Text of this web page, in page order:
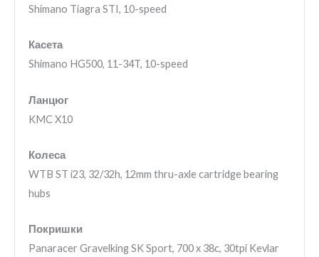
Shimano Tiagra STI, 10-speed
Касета
Shimano HG500, 11-34T, 10-speed
Ланцюг
KMC X10
Колеса
WTB ST i23, 32/32h, 12mm thru-axle cartridge bearing
hubs
Покришки
Panaracer Gravelking SK Sport, 700 x 38c, 30tpi Kevlar